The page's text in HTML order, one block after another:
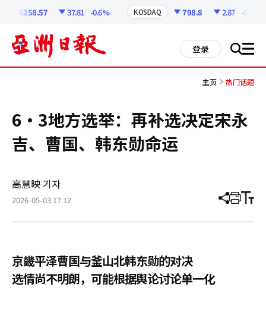
6258.57 37.81 -0.6% KOSDAQ 798.8 2.87 -0.36%
登录 搜 all
主页 热门话题
6·3地方选举：再补选决定宋永
吉、曹国、韩东勋命运
高慧映 기자
2026-05-03 17:12 分
章
打 调
小
京畿平泽曹国与釜山北韩东勋的对决
选情尚不明朗，可能根据舆论讨论单一化